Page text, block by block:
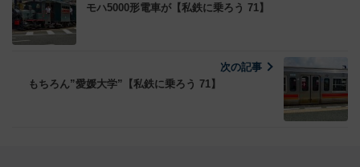
モハ5000形電車が【私鉄に乗ろう 71】
次の記事
もちろん”愛媛大学”【私鉄に乗ろう 71】